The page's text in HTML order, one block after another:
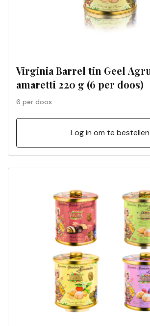
Virginia Barrel tin Geel
amaretti 220 g (6 per doos)
6 per doos
Log in om te bestellen